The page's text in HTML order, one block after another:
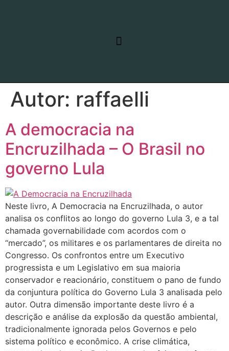
Autor: raffaelli
A democracia na
Encruzilhada – O Brasil no
governo Lula
Neste livro, A Democracia na Encruzilhada, o autor
analisa os conflitos ao longo do governo Lula 3, e a tal
chamada governabilidade com acordos com o
“mercado”, os militares e os parlamentares de direita no
Congresso. Os confrontos entre um Executivo
progressista e um Legislativo em sua maioria
conservador e reacionário, constituem o pano de fundo
da conjuntura política do Governo Lula 3 analisada pelo
autor. Outra dimensão importante deste livro é a
descrição e análise da explosão da questão ambiental,
tradicionalmente ignorada pelos Governos e pelo
sistema político e econômico. A crise climática,